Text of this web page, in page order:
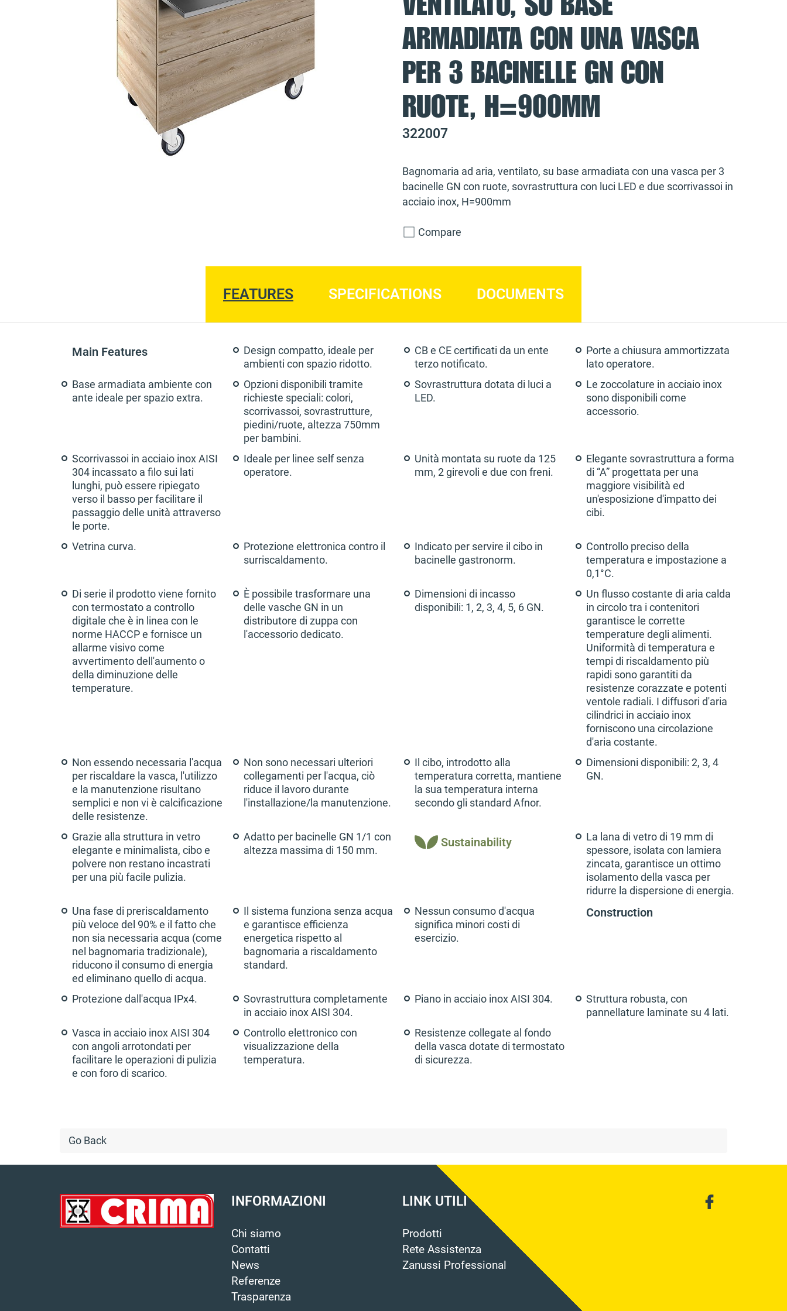
VENTILATO, SU BASE
ARMADIATA CON UNA VASCA
PER 3 BACINELLE GN CON
RUOTE, H=900MM
322007
Bagnomaria ad aria, ventilato, su base armadiata con una vasca per 3
bacinelle GN con ruote, sovrastruttura con luci LED e due scorrivassoi in
acciaio inox, H=900mm
Compare
FEATURES SPECIFICATIONS DOCUMENTS
Main Features
Design compatto, ideale per
ambienti con spazio ridotto.
CB e CE certificati da un ente
terzo notificato.
Porte a chiusura ammortizzata
lato operatore.
Base armadiata ambiente con
ante ideale per spazio extra.
Opzioni disponibili tramite
richieste speciali: colori,
scorrivassoi, sovrastrutture,
piedini/ruote, altezza 750mm
per bambini.
Sovrastruttura dotata di luci a
LED.
Le zoccolature in acciaio inox
sono disponibili come
accessorio.
Scorrivassoi in acciaio inox AISI
304 incassato a filo sui lati
lunghi, può essere ripiegato
verso il basso per facilitare il
passaggio delle unità attraverso
le porte.
Ideale per linee self senza
operatore.
Unità montata su ruote da 125
mm, 2 girevoli e due con freni.
Elegante sovrastruttura a forma
di “A” progettata per una
maggiore visibilità ed
un'esposizione d'impatto dei
cibi.
Vetrina curva.
Protezione elettronica contro il
surriscaldamento.
Indicato per servire il cibo in
bacinelle gastronorm.
Controllo preciso della
temperatura e impostazione a
0,1°C.
Di serie il prodotto viene fornito
con termostato a controllo
digitale che è in linea con le
norme HACCP e fornisce un
allarme visivo come
avvertimento dell'aumento o
della diminuzione delle
temperature.
È possibile trasformare una
delle vasche GN in un
distributore di zuppa con
l'accessorio dedicato.
Dimensioni di incasso
disponibili: 1, 2, 3, 4, 5, 6 GN.
Un flusso costante di aria calda
in circolo tra i contenitori
garantisce le corrette
temperature degli alimenti.
Uniformità di temperatura e
tempi di riscaldamento più
rapidi sono garantiti da
resistenze corazzate e potenti
ventole radiali. I diffusori d'aria
cilindrici in acciaio inox
forniscono una circolazione
d'aria costante.
Non essendo necessaria l'acqua
per riscaldare la vasca, l'utilizzo
e la manutenzione risultano
semplici e non vi è calcificazione
delle resistenze.
Non sono necessari ulteriori
collegamenti per l'acqua, ciò
riduce il lavoro durante
l'installazione/la manutenzione.
Il cibo, introdotto alla
temperatura corretta, mantiene
la sua temperatura interna
secondo gli standard Afnor.
Dimensioni disponibili: 2, 3, 4
GN.
Grazie alla struttura in vetro
elegante e minimalista, cibo e
polvere non restano incastrati
per una più facile pulizia.
Adatto per bacinelle GN 1/1 con
altezza massima di 150 mm.
Sustainability
La lana di vetro di 19 mm di
spessore, isolata con lamiera
zincata, garantisce un ottimo
isolamento della vasca per
ridurre la dispersione di energia.
Una fase di preriscaldamento
più veloce del 90% e il fatto che
non sia necessaria acqua (come
nel bagnomaria tradizionale),
riducono il consumo di energia
ed eliminano quello di acqua.
Il sistema funziona senza acqua
e garantisce efficienza
energetica rispetto al
bagnomaria a riscaldamento
standard.
Nessun consumo d'acqua
significa minori costi di
esercizio.
Construction
Protezione dall'acqua IPx4.
Sovrastruttura completamente
in acciaio inox AISI 304.
Piano in acciaio inox AISI 304.
Struttura robusta, con
pannellature laminate su 4 lati.
Vasca in acciaio inox AISI 304
con angoli arrotondati per
facilitare le operazioni di pulizia
e con foro di scarico.
Controllo elettronico con
visualizzazione della
temperatura.
Resistenze collegate al fondo
della vasca dotate di termostato
di sicurezza.
Go Back
INFORMAZIONI
Chi siamo
Contatti
News
Referenze
Trasparenza
LINK UTILI
Prodotti
Rete Assistenza
Zanussi Professional